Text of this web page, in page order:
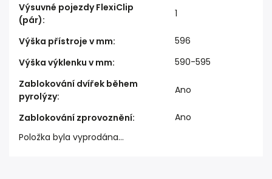
Výsuvné pojezdy FlexiClip
(pár):
1
Výška přístroje v mm:
596
Výška výklenku v mm:
590-595
Zablokování dvířek během
pyrolýzy:
Ano
Zablokování zprovoznění:
Ano
Položka byla vyprodána…